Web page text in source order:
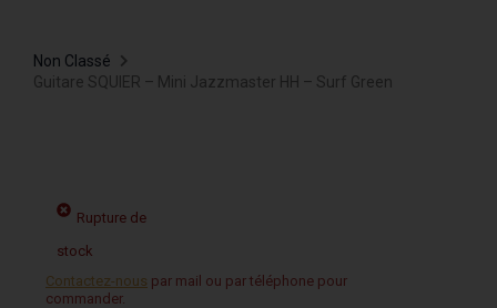
Non Classé
Guitare SQUIER – Mini Jazzmaster HH – Surf Green
Rupture de
stock
Contactez-nous par mail ou par téléphone pour
commander.